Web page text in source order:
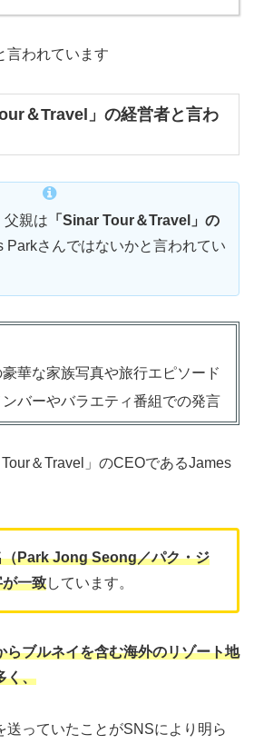
言われています
＆Travel」の経営者と言わ
父親は 「Sinar Tour＆Travel」の
Parkさんではないかと言われてい
華な家族写真や旅行エピソード
バーやバラエティ番組での発言
＆Travel」のCEOであるJames
（Park Jong Seong／パク・ジ
一致しています。
らブルネイを含む海外のリゾート地
く、
送っていたことがSNSにより明ら